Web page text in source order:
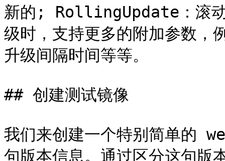
新的; RollingUpdate：滚动
级时，支持更多的附加参数
升级间隔时间等等。
## 创建测试镜像
我们来创建一个特别简单的
句版本信息。通过区分这句版